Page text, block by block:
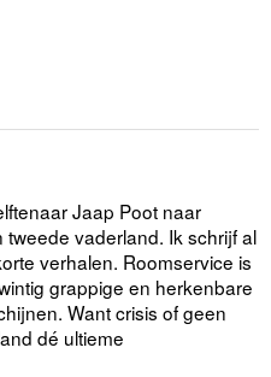
Jaap Poot naar
vaderland. Ik schrijf al
verhalen. Roomservice is
grappige en herkenbare
Want crisis of geen
dé ultieme